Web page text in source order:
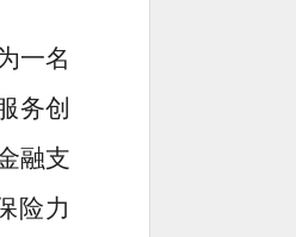
一名
务创
融支
险力